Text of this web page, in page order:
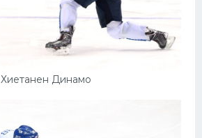
Хиетанен Динамо